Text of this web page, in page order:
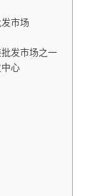
市场
发市场之一
心